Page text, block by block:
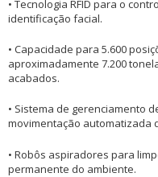
• Tecnologia RFID para o
identificação facial.
• Capacidade para 5.600
aproximadamente 7.200
acabados.
• Sistema de gerenciamento
movimentação automatizada
• Robôs aspiradores para
permanente do ambiente.